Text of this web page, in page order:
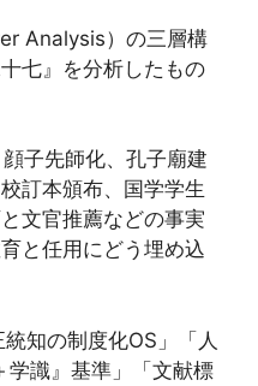
Analysis）の三層構
七』を分析したもの
子先師化、孔子廟建
訂本頒布、国学学生
文官推薦などの事実
と任用にどう埋め込
知の制度化OS」「人
学識』基準」「文献標